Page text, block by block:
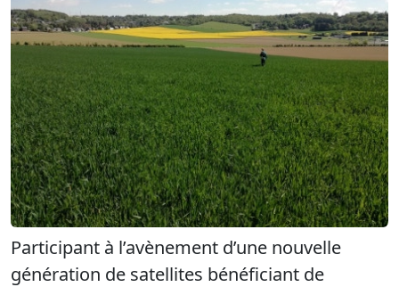
Participant à l’avènement d’une nouvelle
génération de satellites bénéficiant de